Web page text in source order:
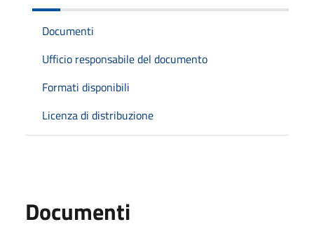
Documenti
Ufficio responsabile del documento
Formati disponibili
Licenza di distribuzione
Documenti